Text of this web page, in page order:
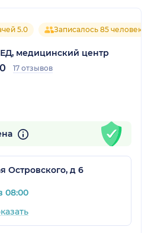
5.0 Записалось 85 человек
медицинский центр
17 отзывов
Островского, д 6
08:00